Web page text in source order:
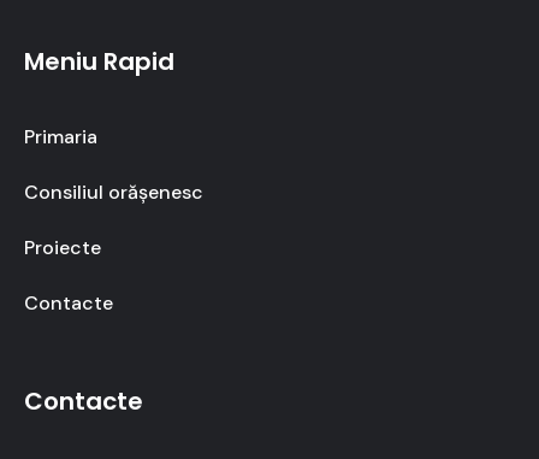
Meniu Rapid
Primaria
Consiliul orășenesc
Proiecte
Contacte
Contacte